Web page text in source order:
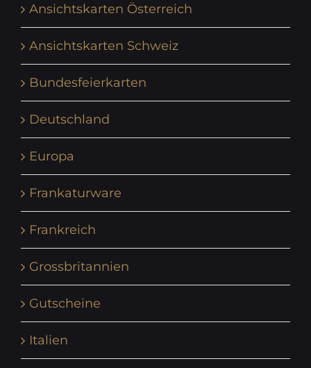
Ansichtskarten Österreich
Ansichtskarten Schweiz
Bundesfeierkarten
Deutschland
Europa
Frankaturware
Frankreich
Grossbritannien
Gutscheine
Italien